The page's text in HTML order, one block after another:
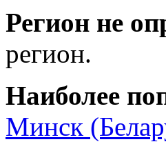
Регион не
регион.
Наиболее
Минск